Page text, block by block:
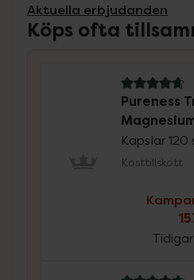
Aktuella erbjudanden
Köps ofta
4.8 av 5 i
Pureness
Kapslar 120
Kosttillskott